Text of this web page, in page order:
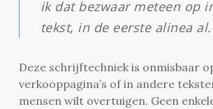
ik dat bezwaar meteen op
tekst, in de eerste alinea al.
Deze schrijftechniek is onmisbaar
verkooppagina’s of in andere
mensen wilt overtuigen. Geen